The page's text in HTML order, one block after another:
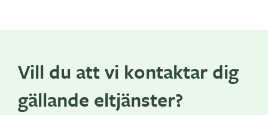
Vill du att vi kontaktar dig
gällande eltjänster?